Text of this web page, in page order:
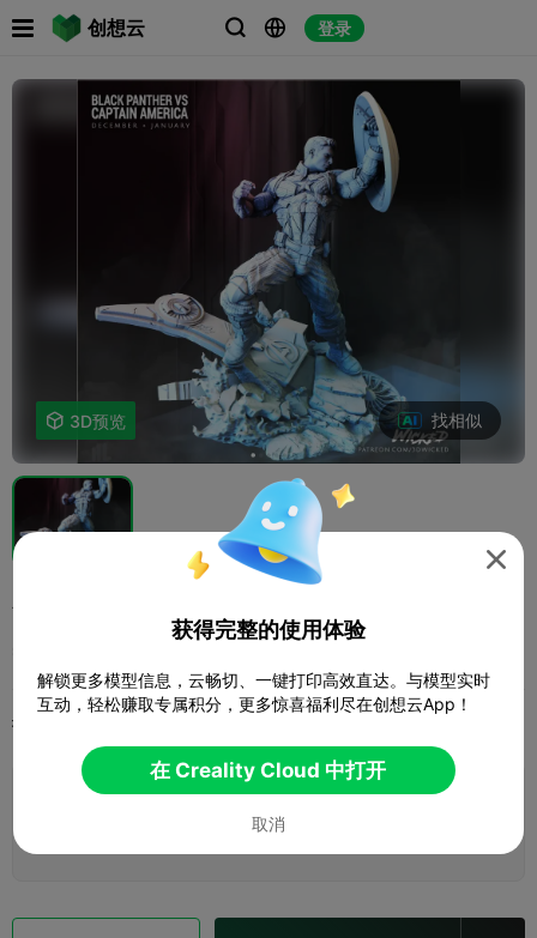
创想云   登录
 
 3D预览 找相似
打印配置

获得完整的使用体验
解锁更多模型信息，云畅切、一键打印高效直达。与模型实时
互动，轻松赚取专属积分，更多惊喜福利尽在创想云App！
在 Creality Cloud 中打开
取消